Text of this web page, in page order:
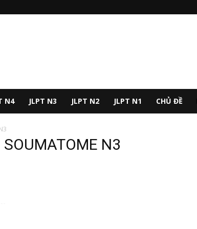
N4 JLPT N3 JLPT N2 JLPT N1 CHỦ ĐỀ
N3